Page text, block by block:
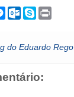
M
e
e
e
O
u
o
.
S
k
e
t
do Eduardo Rego